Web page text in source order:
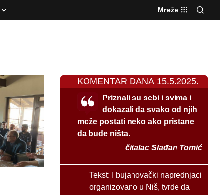
Mreže
KOMENTAR DANA 15.5.2025.
Priznali su sebi i svima i
dokazali da svako od njih
može postati neko ako pristane
da bude ništa.
čitalac Slađan Tomić
Tekst:
I bujanovački naprednjaci
organizovano u Niš, tvrde da